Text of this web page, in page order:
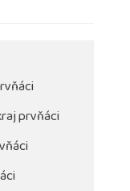
prvňáci